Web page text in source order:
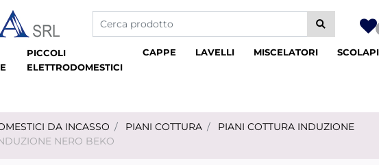
La modifica di un filtro aggiorna automaticamente gli
PICCOLI
ELETTRODOMESTICI
CAPPE LAVELLI MISCELATORI
DA INCASSO PIANI COTTURA
PIANI COTTURA INDUZIONE
NERO BEKO